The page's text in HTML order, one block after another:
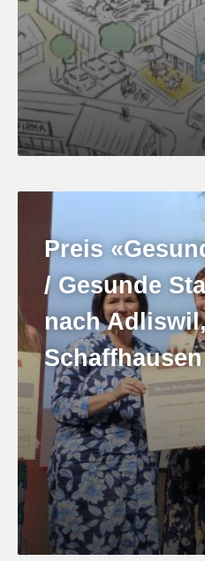
Preis
/ Gesunde
nach
Schaffhausen